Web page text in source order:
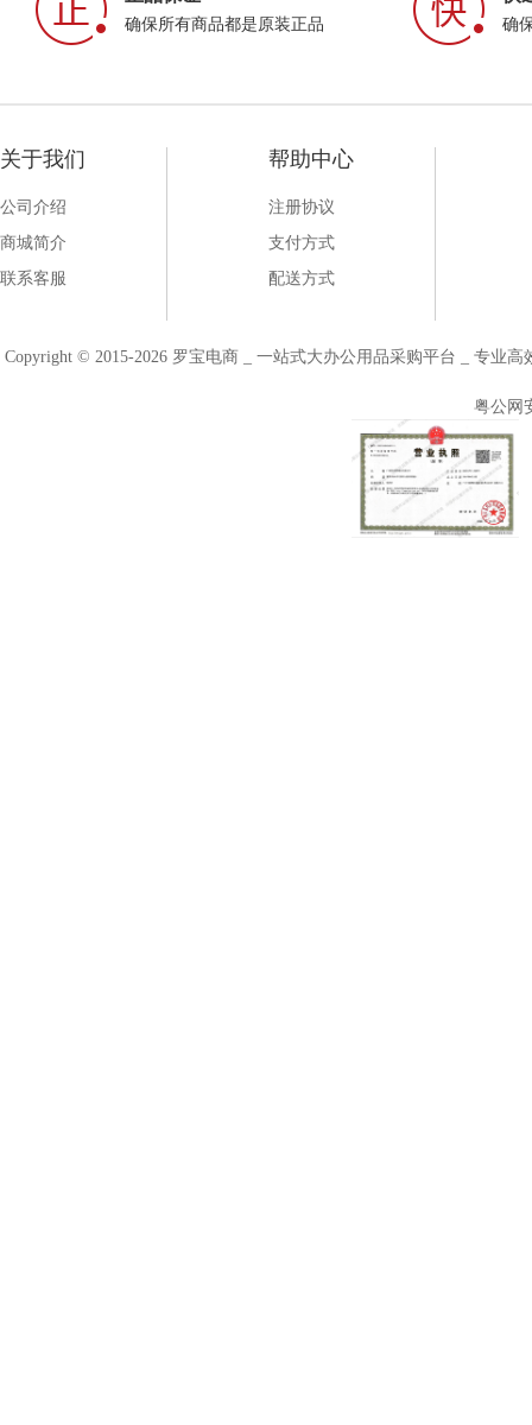
确保所有商品都是原装正品 确
关于我们
公司介绍
商城简介
联系客服
帮助中心
注册协议
支付方式
配送方式
Copyright © 2015-2026 罗宝电商 _ 一站式大办公用品采购平台 _ 专业
粤公网